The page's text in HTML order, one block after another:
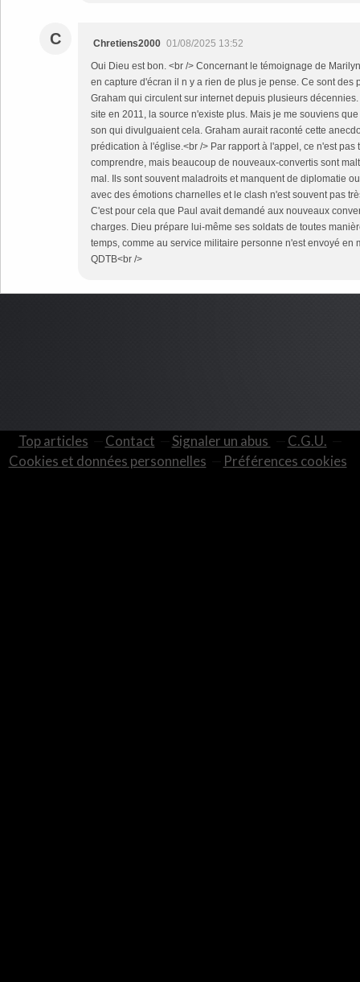
C Chretiens2000 01/08/2025 13:52
Oui Dieu est bon. <br /> Concernant le témoignage de
en capture d'écran il n y a rien de plus je pense. Ce sont des
Graham qui circulent sur internet depuis plusieurs
site en 2011, la source n'existe plus. Mais je me souviens
son qui divulguaient cela. Graham aurait raconté cette
prédication à l'église.<br /> Par rapport à l'appel, ce n'est pas
comprendre, mais beaucoup de nouveaux-convertis sont
mal. Ils sont souvent maladroits et manquent de diplomatie
avec des émotions charnelles et le clash n'est souvent pas
C'est pour cela que Paul avait demandé aux nouveaux
charges. Dieu prépare lui-même ses soldats de toutes
temps, comme au service militaire personne n'est envoyé en
QDTB<br />
Top articles Contact Signaler un abus
C.G.U.
Cookies et données personnelles
Préférences cookies